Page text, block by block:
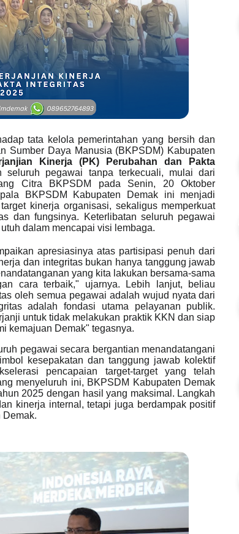
tata kelola pemerintahan yang bersih dan
Sumber Daya Manusia (BKPSDM) Kabupaten
Kinerja (PK) Perubahan dan Pakta
seluruh pegawai tanpa terkecuali, mulai dari
Citra BKPSDM pada Senin, 20 Oktober
BKPSDM Kabupaten Demak ini menjadi
kinerja organisasi, sekaligus memperkuat
dan fungsinya. Keterlibatan seluruh pegawai
dalam mencapai visi lembaga.
apresiasinya atas partisipasi penuh dari
dan integritas bukan hanya tanggung jawab
yang kita lakukan bersama-sama
cara terbaik," ujarnya.
Lebih lanjut, beliau
oleh semua pegawai adalah wujud nyata dari
adalah fondasi utama pelayanan publik.
untuk tidak melakukan praktik KKN dan siap
kemajuan Demak" tegasnya.
pegawai secara bergantian menandatangani
kesepakatan dan tanggung jawab kolektif
pencapaian target-target yang telah
menyeluruh ini, BKPSDM Kabupaten Demak
2025 dengan hasil yang maksimal. Langkah
kinerja internal, tetapi juga berdampak positif
Demak.